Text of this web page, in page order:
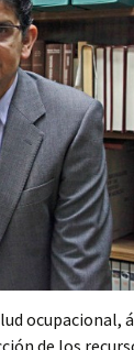
ocupacional,